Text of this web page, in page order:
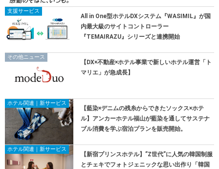
支援サービス
All in One型ホテルDXシステム『WASIMIL』が国
内最大級のサイトコントローラー
『TEMAIRAZU』シリーズと連携開始
その他ニュース
【DX×不動産×ホテル事業で新しいホテル運営「ト
マリエ」が急成長】
ホテル関連｜新サービス
【藍染×デニムの残糸からできたソックス×ホテ
ル】アンカーホテル福山が藍染を通してサステナ
ブル消費を学ぶ宿泊プランを販売開始。
ホテル関連｜新サービス
【新宿プリンスホテル】”Z世代”に人気の韓国制服
とチェキでフォトジェニックな思い出作り「韓国